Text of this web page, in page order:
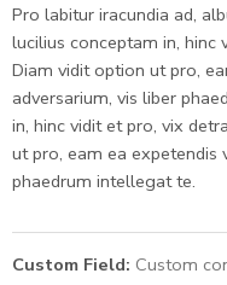
Pro labitur iracundia ad,
lucilius conceptam in, hinc
Diam vidit option ut pro,
adversarium, vis liber
in, hinc vidit et pro, vix
ut pro, eam ea expetendis
phaedrum intellegat te.
Custom Field: Custom